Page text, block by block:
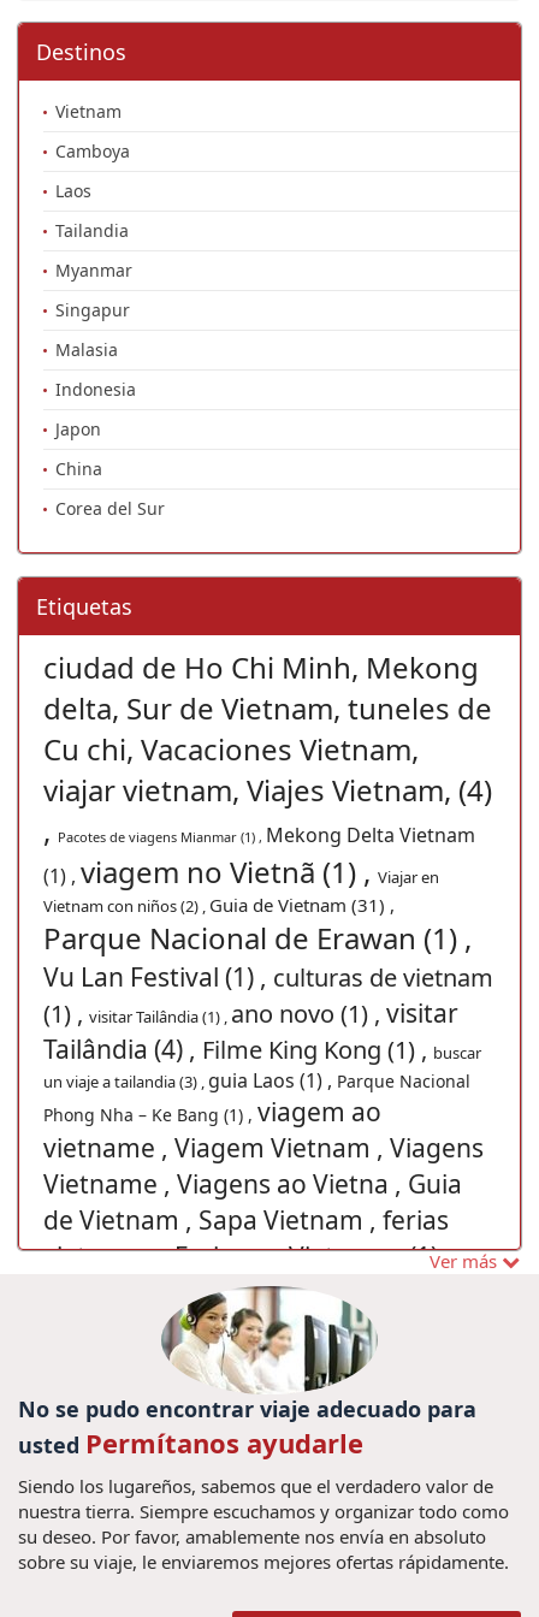
Destinos
Vietnam
Camboya
Laos
Tailandia
Myanmar
Singapur
Malasia
Indonesia
Japon
China
Corea del Sur
Etiquetas
ciudad de Ho Chi Minh, Mekong
delta, Sur de Vietnam, tuneles de
Cu chi, Vacaciones Vietnam,
viajar vietnam, Viajes Vietnam, (4)
, Pacotes de viagens Mianmar (1) , Mekong Delta Vietnam
(1) , viagem no Vietnã (1) , Viajar en
Vietnam con niños (2) , Guia de Vietnam (31) ,
Parque Nacional de Erawan (1) ,
Vu Lan Festival (1) , culturas de vietnam
(1) , visitar Tailândia (1) , ano novo (1) , visitar
Tailândia (4) , Filme King Kong (1) , buscar
un viaje a tailandia (3) , guia Laos (1) , Parque Nacional
Phong Nha – Ke Bang (1) , viagem ao
vietname , Viagem Vietnam , Viagens
Vietname , Viagens ao Vietna , Guia
de Vietnam , Sapa Vietnam , ferias
vietname , Ferias no Vietname (1) ,
viaje de familiar en Vietnam (1) ,
Descubrir Myanmar (4) ,Viajar a
Mianmar (1) ,Excurcões na Tailândia (1) ,viagem Mianmar
Lago Tonle Sap (1) ,Vietnã Grande Prêmio 2020
(1) , hue (1) ,Siem Reap Camboja (1) ,Férias
Camboja (1) ,Viaje a Laos (8) ,
Japón (1) ,Luna de miel (1) ,Promoción
vietnam vacaciones (2) ,festival de vietnam (5) ,
viagem vietna (1) ,guia Vietnã (1) ,
Excusiones Vietnam (4) ,
Viajes en familia a
Viajes en familia a Tailandia (5) ,Estafas en
Ver más
No se pudo encontrar viaje adecuado para
usted Permítanos ayudarle
Siendo los lugareños, sabemos que el verdadero valor de
nuestra tierra. Siempre escuchamos y organizar todo como
su deseo. Por favor, amablemente nos envía en absoluto
sobre su viaje, le enviaremos mejores ofertas rápidamente.